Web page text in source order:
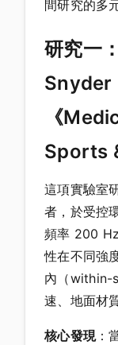
間研究的多
研究一
Snyder
《
Sports
這項實驗室
者，於受控
頻率 200
性在不同強
內（within-
速、地面材
核心發現：